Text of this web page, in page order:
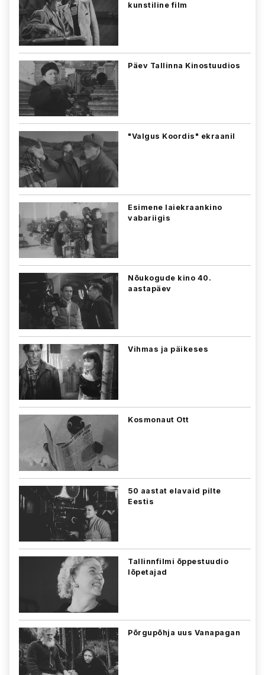
kunstiline film
Päev Tallinna Kinostuudios
"Valgus Koordis" ekraanil
Esimene laiekraankino
vabariigis
Nõukogude kino 40.
aastapäev
Vihmas ja päikeses
Kosmonaut Ott
50 aastat elavaid pilte
Eestis
Tallinnfilmi õppestuudio
lõpetajad
Põrgupõhja uus Vanapagan